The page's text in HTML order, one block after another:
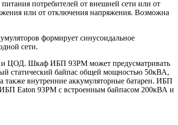
потребителей от внешней сети или от
или от отключения напряжения. Возможна
формирует синусоидальное
сети.
и ЦОД. Шкаф ИБП 93PM может предусматривать
статический байпас общей мощностью 50кВА,
внутренние аккумуляторные батареи. ИБП
Eaton 93PM c встроенным байпасом 200кВА и